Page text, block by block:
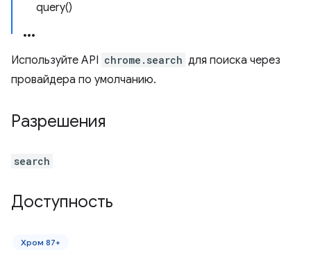
query()
Используйте API chrome.search для поиска через
провайдера по умолчанию.
Разрешения
search
Доступность
Хром 87+